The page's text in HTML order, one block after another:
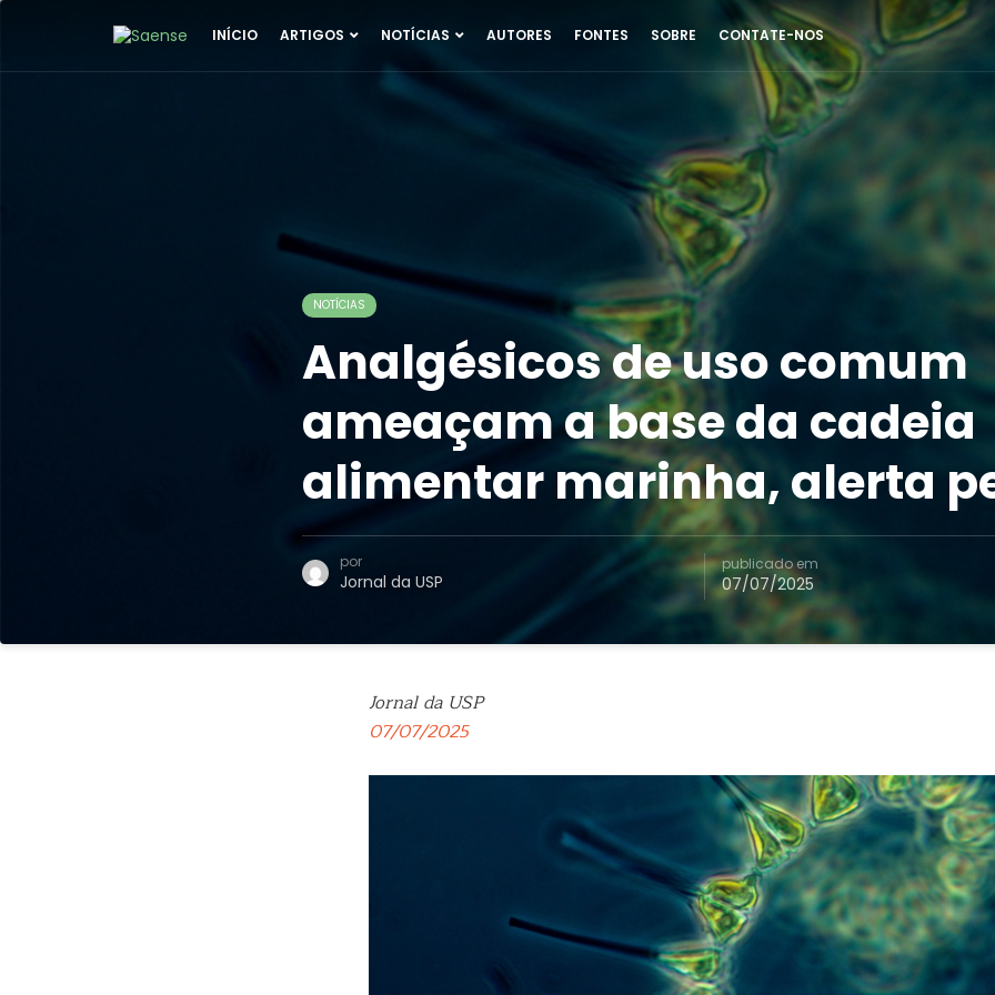
INÍCIO ARTIGOS NOTÍCIAS AUTORES FONTES SOBRE CONTATE-NOS
NOTÍCIAS
Analgésicos de uso comum
ameaçam a base da cadeia
alimentar marinha, alerta
por
Jornal da USP
publicado em
07/07/2025
Jornal da USP
07/07/2025